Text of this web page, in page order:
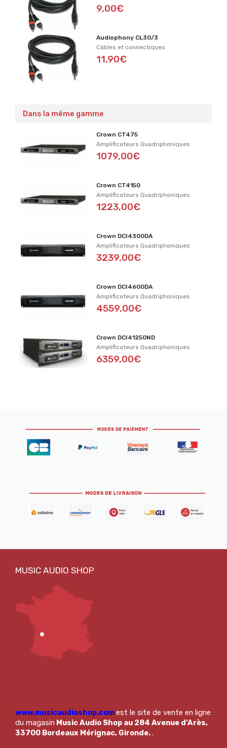
9,00€
Audiophony CL30/3
Câbles et connectiques
11,90€
Dans la même gamme
Crown CT475
Amplificateurs Quadriphoniques
1079,00€
Crown CT4150
Amplificateurs Quadriphoniques
1223,00€
Crown DCI4300DA
Amplificateurs Quadriphoniques
3239,00€
Crown DCI4600DA
Amplificateurs Quadriphoniques
4559,00€
Crown DCI41250ND
Amplificateurs Quadriphoniques
6359,00€
www.musicaudioshop.comest le site de vente en ligne
du magasin Music Audio Shop au 284 Avenue d'Arès,
33700 Bordeaux Mérignac, Gironde..